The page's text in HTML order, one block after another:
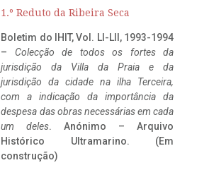
1.º Reduto da Ribeira Seca
Boletim do IHIT, Vol. LI-LII, 1993-1994
– Colecção de todos os fortes da
jurisdição da Villa da Praia e da
jurisdição da cidade na ilha Terceira,
com a indicação da importância da
despesa das obras necessárias em cada
um deles. Anónimo – Arquivo
Histórico Ultramarino. (Em
construção)